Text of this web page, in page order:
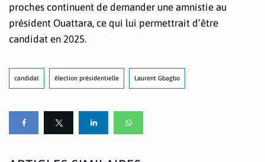
proches continuent de demander une amnistie au
président Ouattara, ce qui lui permettrait d’être
candidat en 2025.
candidat élection présidentielle Laurent Gbagbo